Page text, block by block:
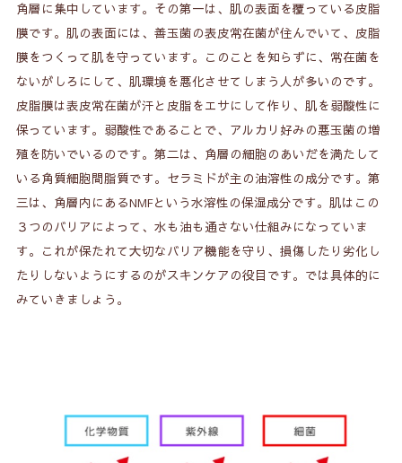
角層に集中しています。その第一は、肌の表面を覆っている皮脂
膜です。肌の表面には、善玉菌の表皮常在菌が住んでいて、皮脂
膜をつくって肌を守っています。このことを知らずに、常在菌を
ないがしろにして、肌環境を悪化させてしまう人が多いのです。
皮脂膜は表皮常在菌が汗と皮脂をエサにして作り、肌を弱酸性に
保っています。弱酸性であることで、アルカリ好みの悪玉菌の増
殖を防いでいるのです。第二は、角層の細胞のあいだを満たして
いる角質細胞間脂質です。セラミドが主の油溶性の成分です。第
三は、角層内にあるNMFという水溶性の保湿成分です。肌はこの
３つのバリアによって、水も油も通さない仕組みになっていま
す。これが保たれて大切なバリア機能を守り、損傷したり劣化し
たりしないようにするのがスキンケアの役目です。では具体的に
みていきましょう。